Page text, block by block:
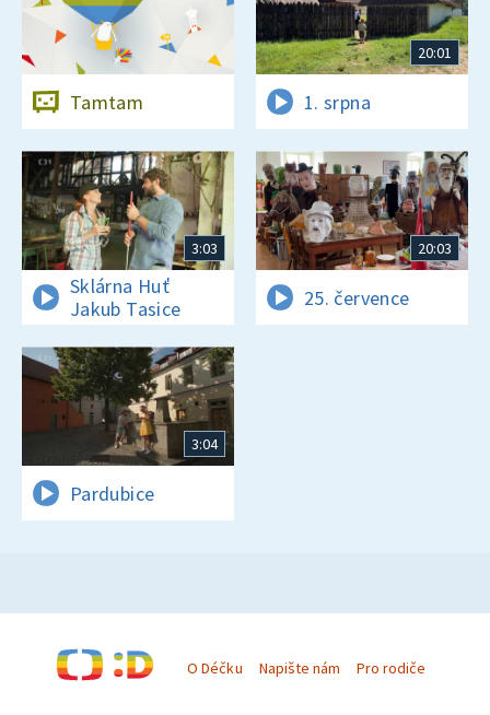
Tamtam
20:01
1. srpna
3:03
Sklárna Huť
Jakub Tasice
20:03
25. července
3:04
Pardubice
O Déčku Napište nám Pro rodiče